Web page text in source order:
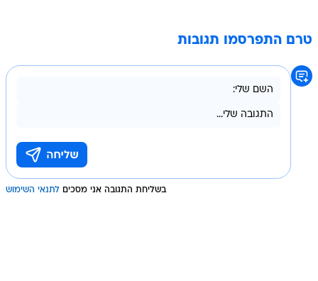
טרם התפרסמו תגובות
בשליחת התגובה אני מסכים לתנאי השימוש